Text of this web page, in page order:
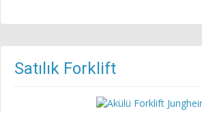
Satılık Forklift